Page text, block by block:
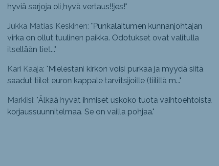
hyviä sarjoja oli,hyvä vertaus!!jes!"
Jukka Matias Keskinen: "Punkalaitumen kunnanjohtajan
virka on ollut tuulinen paikka. Odotukset ovat valitulla
itsellään tiet..."
Kari Kaaja: "Mielestäni kirkon voisi purkaa ja myydä siitä
saadut tiilet euron kappale tarvitsijoille (tiilillä m..."
Markiisi: "Älkää hyvät ihmiset uskoko tuota vaihtoehtoista
korjaussuunnitelmaa. Se on vailla pohjaa."